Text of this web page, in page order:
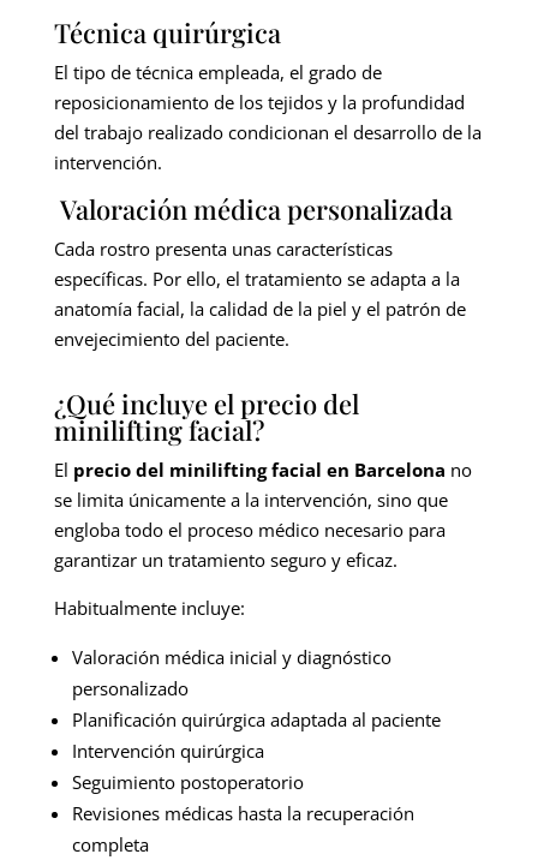
Técnica quirúrgica
El tipo de técnica empleada, el grado de
reposicionamiento de los tejidos y la profundidad
del trabajo realizado condicionan el desarrollo de la
intervención.
Valoración médica personalizada
Cada rostro presenta unas características
específicas. Por ello, el tratamiento se adapta a la
anatomía facial, la calidad de la piel y el patrón de
envejecimiento del paciente.
¿Qué incluye el precio del
minilifting facial?
El precio del minilifting facial en Barcelona no
se limita únicamente a la intervención, sino que
engloba todo el proceso médico necesario para
garantizar un tratamiento seguro y eficaz.
Habitualmente incluye:
Valoración médica inicial y diagnóstico
personalizado
Planificación quirúrgica adaptada al paciente
Intervención quirúrgica
Seguimiento postoperatorio
Revisiones médicas hasta la recuperación
completa